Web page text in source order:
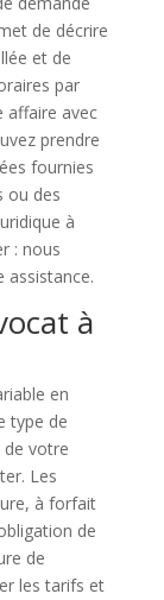
de décrire
et de
par
affaire avec
prendre
fournies
ou des
à
: nous
assistance.
à
en
type de
votre
Les
à forfait
de
de
les tarifs et